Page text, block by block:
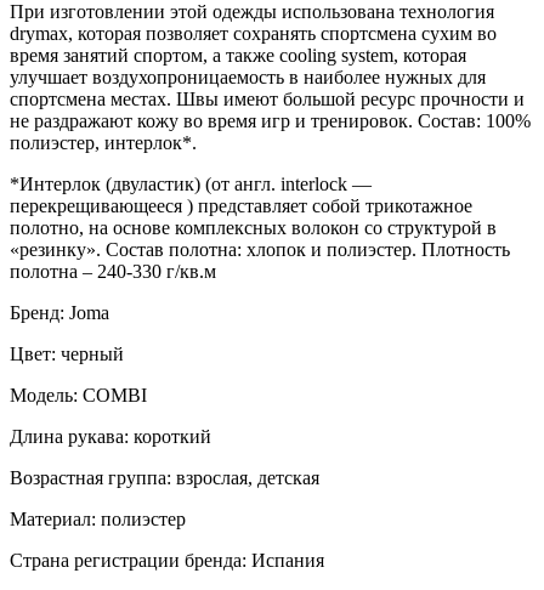
При изготовлении этой одежды использована технология
drymax, которая позволяет сохранять спортсмена сухим во
время занятий спортом, а также сooling system, которая
улучшает воздухопроницаемость в наиболее нужных для
спортсмена местах. Швы имеют большой ресурс прочности и
не раздражают кожу во время игр и тренировок. Состав: 100%
полиэстер, интерлок*.
*Интерлок (двуластик) (от англ. interlock —
перекрещивающееся ) представляет собой трикотажное
полотно, на основе комплексных волокон со структурой в
«резинку». Состав полотна: хлопок и полиэстер. Плотность
полотна – 240-330 г/кв.м
Бренд: Joma
Цвет: черный
Модель: COMBI
Длина рукава: короткий
Возрастная группа: взрослая, детская
Материал: полиэстер
Страна регистрации бренда: Испания